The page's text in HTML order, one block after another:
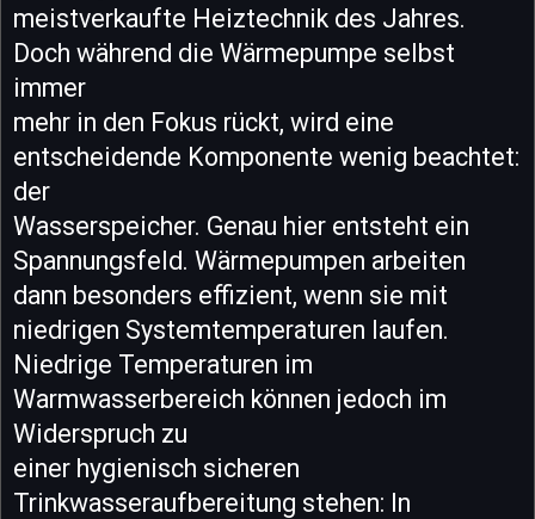
meistverkaufte Heiztechnik des Jahres.
Doch während die Wärmepumpe selbst
immer
mehr in den Fokus rückt, wird eine
entscheidende Komponente wenig beachtet:
der
Wasserspeicher. Genau hier entsteht ein
Spannungsfeld. Wärmepumpen arbeiten
dann besonders effizient, wenn sie mit
niedrigen Systemtemperaturen laufen.
Niedrige Temperaturen im
Warmwasserbereich können jedoch im
Widerspruch zu
einer hygienisch sicheren
Trinkwasseraufbereitung stehen: In